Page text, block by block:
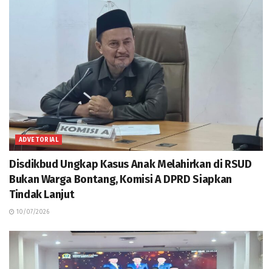
ADVETORIAL
Disdikbud Ungkap Kasus Anak Melahirkan di RSUD
Bukan Warga Bontang, Komisi A DPRD Siapkan
Tindak Lanjut
10/07/2026